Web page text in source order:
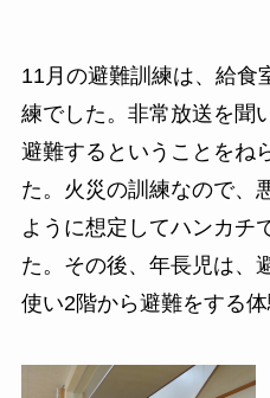
11月の避難訓練は、給食
練でした。非常放送を聞
避難するということをね
た。火災の訓練なので、
ように想定してハンカチ
た。その後、年長児は、
使い2階から避難をする体